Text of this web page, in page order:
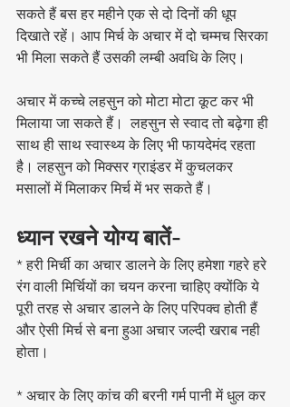
सकते हैं बस हर महीने एक से दो दिनों की धूप
दिखाते रहें। आप मिर्च के अचार में दो चम्मच सिरका
भी मिला सकते हैं उसकी लम्बी अवधि के लिए।
अचार में कच्चे लहसुन को मोटा मोटा कूट कर भी
मिलाया जा सकते हैं।  लहसुन से स्वाद तो बढ़ेगा ही
साथ ही साथ स्वास्थ्य के लिए भी फायदेमंद रहता
है। लहसुन को मिक्सर ग्राइंडर में कुचलकर
मसालों में मिलाकर मिर्च में भर सकते हैं।
ध्यान रखने योग्य बातें-
* हरी मिर्ची का अचार डालने के लिए हमेशा गहरे हरे
रंग वाली मिर्चियों का चयन करना चाहिए क्योंकि ये
पूरी तरह से अचार डालने के लिए परिपक्व होती हैं
और ऐसी मिर्च से बना हुआ अचार जल्दी खराब नही
होता।
* अचार के लिए कांच की बरनी गर्म पानी में धुल कर